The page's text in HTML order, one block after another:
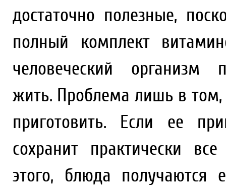
достаточно полезные,
полный комплект
человеческий
жить. Проблема лишь в
приготовить. Если ее
сохранит практически
этого, блюда